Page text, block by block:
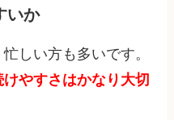
いか
しい方も多いです。
やすさはかなり大切